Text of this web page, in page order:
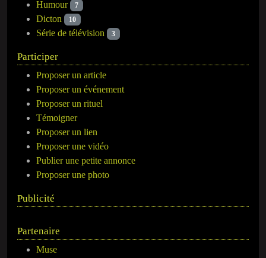
Humour 7
Dicton 10
Série de télévision 3
Participer
Proposer un article
Proposer un événement
Proposer un rituel
Témoigner
Proposer un lien
Proposer une vidéo
Publier une petite annonce
Proposer une photo
Publicité
Partenaire
Muse